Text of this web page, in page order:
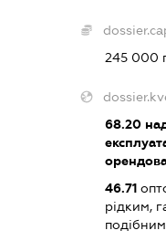
245 000
68.20
46.71
рідким,